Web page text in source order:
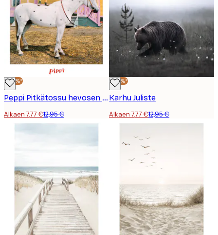
-40%*
Peppi Pitkätossu hevosen selässä -juliste
Alkaen 7,77 €12,95 €
-40%*
Karhu Juliste
Alkaen 7,77 €12,95 €